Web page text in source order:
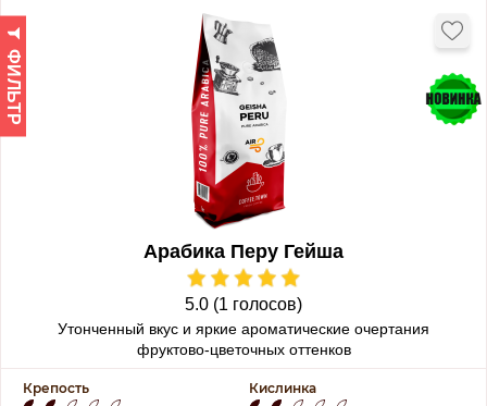
ФИЛЬТР
Арабика Перу Гейша
5.0 (1 голосов)
Утонченный вкус и яркие ароматические очертания
фруктово-цветочных оттенков
Крепость Кислинка